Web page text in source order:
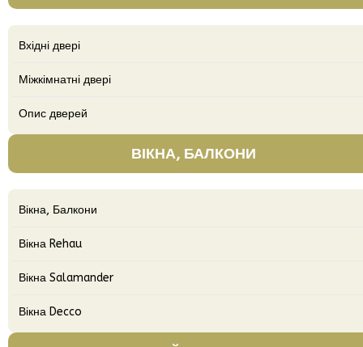
Вхідні двері
Міжкімнатні двері
Опис дверей
ВІКНА, БАЛКОНИ
Вікна, Балкони
Вікна Rehau
Вікна Salamander
Вікна Decco